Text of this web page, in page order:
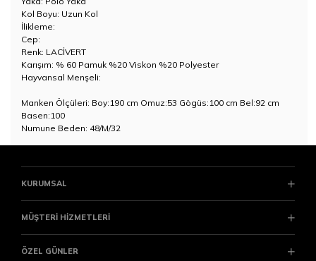
Kol Boyu: Uzun Kol
İlikleme:
Cep:
Renk: LACİVERT
Karışım: % 60 Pamuk %20 Viskon %20 Polyester
Hayvansal Menşeli:
Manken Ölçüleri: Boy:190 cm Omuz:53 Gögüs:100 cm Bel:92 cm
Basen:100
Numune Beden: 48/M/32
KURUMSAL
MÜŞTERİ HİZMETLERİ
ÖZEL GÜNLER